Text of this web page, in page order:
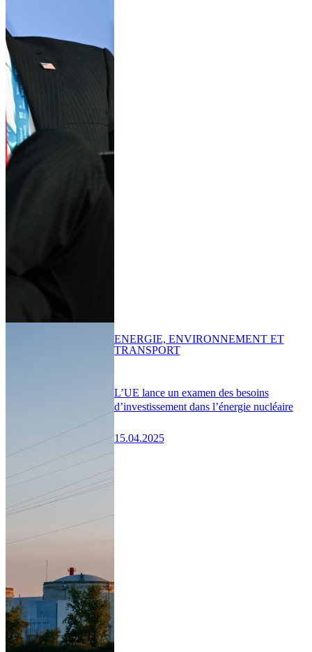
L’UE lance un examen des besoins
d’investissement dans l’énergie nucléaire
15.04.2025
ENERGIE, ENVIRONNEMENT ET
TRANSPORT